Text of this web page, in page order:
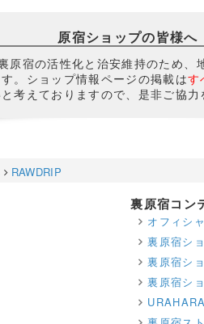
原宿ショップの皆様へ
原宿の活性化と治安維持のため、
。ショップ情報ページの掲載はす
考えておりますので、是非ご協
RAWDRIP
裏原宿コン
オフィシ
裏原宿シ
裏原宿シ
裏原宿シ